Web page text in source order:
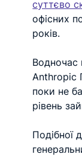
суттєво
офісних
років.
Водночас
Anthropic
поки не
рівень
Подібної